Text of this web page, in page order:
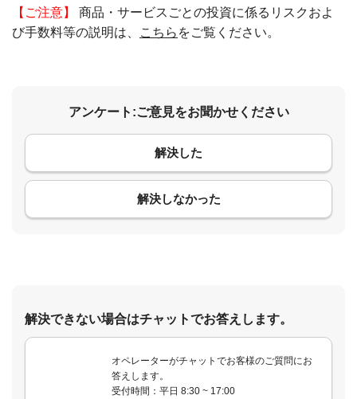
【ご注意】
商品・サービスごとの投資に係るリスクおよ
び手数料等の説明は、
こちら をご覧ください。
アンケート:ご意見をお聞かせください
解決した
解決しなかった
コメント
解決できない場合はチャットでお答えします。
オペレーターがチャットでお客様のご質問にお
答えします。
受付時間：平日 8:30 ~ 17:00